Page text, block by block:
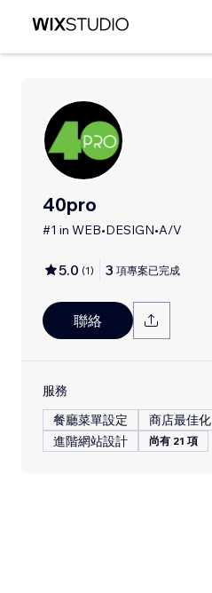
40pro
#1 in WEB•DESIGN•A/V
5.0 (1) 3 項專案已完成
聯絡
服務
餐廳菜單設定
商店最佳化
進階網站設計
尚有 21 項